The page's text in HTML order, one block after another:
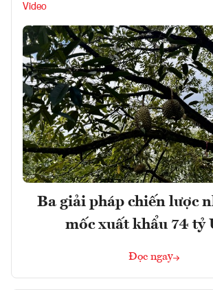
Video
Ba giải pháp chiến lược
mốc xuất khẩu 74 tỷ
Đọc ngay